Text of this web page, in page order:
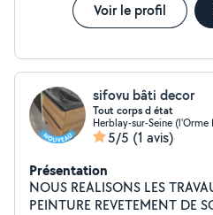
Voir le profil
sifovu bâti decor
Tout corps d état
Herblay-sur-Seine (l'Orme
5/5 (1 avis)
Présentation
NOUS REALISONS LES
PEINTURE REVETEMENT DE SOL( pose carrelage ,